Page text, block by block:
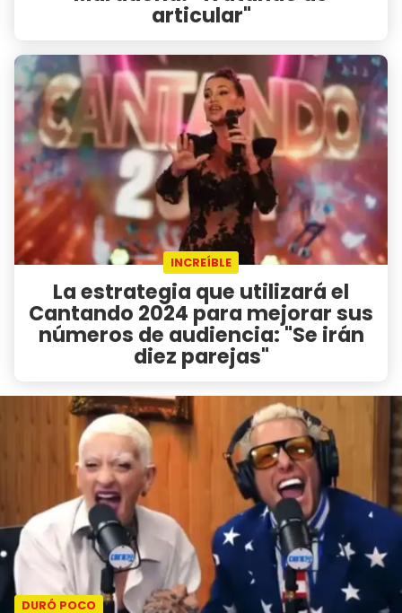
articular"
INCREÍBLE
La estrategia que utilizará el
Cantando 2024 para mejorar sus
números de audiencia: "Se irán
diez parejas"
DURÓ POCO